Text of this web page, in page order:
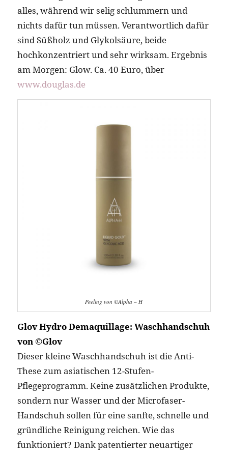
alles, während wir selig schlummern und
nichts dafür tun müssen. Verantwortlich dafür
sind Süßholz und Glykolsäure, beide
hochkonzentriert und sehr wirksam. Ergebnis
am Morgen: Glow. Ca. 40 Euro, über
www.douglas.de
Peeling von ©Alpha – H
Glov Hydro Demaquillage: Waschhandschuh
von ©Glov
Dieser kleine Waschhandschuh ist die Anti-
These zum asiatischen 12-Stufen-
Pflegeprogramm. Keine zusätzlichen Produkte,
sondern nur Wasser und der Microfaser-
Handschuh sollen für eine sanfte, schnelle und
gründliche Reinigung reichen. Wie das
funktioniert? Dank patentierter neuartiger